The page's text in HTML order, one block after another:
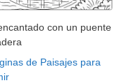
con un puente
de Paisajes para